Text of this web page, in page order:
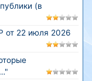
(в
от 22 июля 2026